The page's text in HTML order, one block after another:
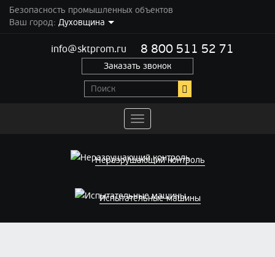
Безопасность промышленных объектов
Ваш город: Духовщина
info@sktprom.ru 8 800 511 52 71
Заказать звонок
Переключить
навигацию
Неразрушающий контроль
Испытательные машины